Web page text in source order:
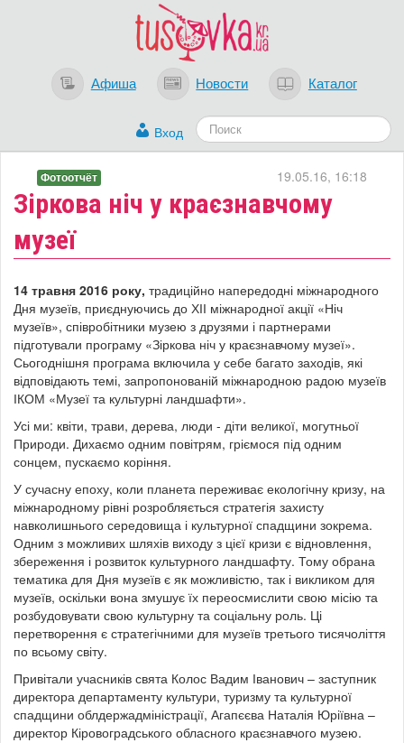
Афиша Новости Каталог
Вход
Зіркова ніч у краєзнавчому
музеї
19.05.16, 16:18
Фотоотчёт
14 травня 2016 року, традиційно напередодні міжнародного
Дня музеїв, приєднуючись до ХІІ міжнародної акції «Ніч
музеїв», співробітники музею з друзями і партнерами
підготували програму «Зіркова ніч у краєзнавчому музеї».
Сьогоднішня програма включила у себе багато заходів, які
відповідають темі, запропонованій міжнародною радою музеїв
ІКОМ «Музеї та культурні ландшафти».
Усі ми: квіти, трави, дерева, люди - діти великої, могутньої
Природи. Дихаємо одним повітрям, гріємося під одним
сонцем, пускаємо коріння.
У сучасну епоху, коли планета переживає екологічну кризу, на
міжнародному рівні розробляється стратегія захисту
навколишнього середовища і культурної спадщини зокрема.
Одним з можливих шляхів виходу з цієї кризи є відновлення,
збереження і розвиток культурного ландшафту. Тому обрана
тематика для Дня музеїв є як можливістю, так і викликом для
музеїв, оскільки вона змушує їх переосмислити свою місію та
розбудовувати свою культурну та соціальну роль. Ці
перетворення є стратегічними для музеїв третього тисячоліття
по всьому світу.
Привітали учасників свята Колос Вадим Іванович – заступник
директора департаменту культури, туризму та культурної
спадщини облдержадміністрації, Агапєєва Наталія Юріївна –
директор Кіровоградського обласного краєзнавчого музею.